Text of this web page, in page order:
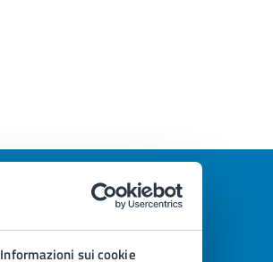
Informazioni sui cookie